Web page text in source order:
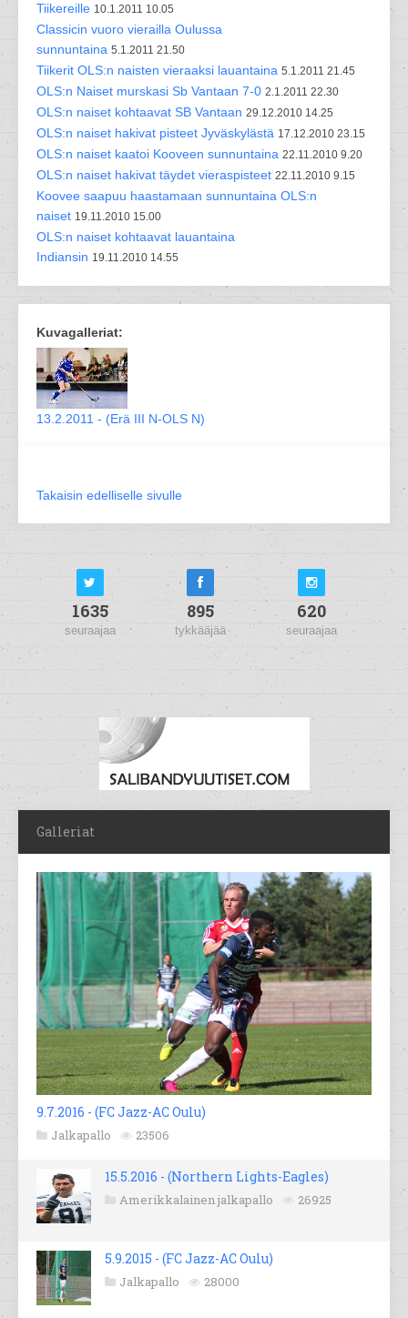
Tiikereille 10.1.2011 10.05
Classicin vuoro vierailla Oulussa
sunnuntaina 5.1.2011 21.50
Tiikerit OLS:n naisten vieraaksi lauantaina 5.1.2011 21.45
OLS:n Naiset murskasi Sb Vantaan 7-0 2.1.2011 22.30
OLS:n naiset kohtaavat SB Vantaan 29.12.2010 14.25
OLS:n naiset hakivat pisteet Jyväskylästä 17.12.2010 23.15
OLS:n naiset kaatoi Kooveen sunnuntaina 22.11.2010 9.20
OLS:n naiset hakivat täydet vieraspisteet 22.11.2010 9.15
Koovee saapuu haastamaan sunnuntaina OLS:n
naiset 19.11.2010 15.00
OLS:n naiset kohtaavat lauantaina
Indiansin 19.11.2010 14.55
Kuvagalleriat:
13.2.2011 - (Erä III N-OLS N)
Takaisin edelliselle sivulle
1635
seuraajaa
895
tykkääjää
620
seuraajaa
Galleriat
9.7.2016 - (FC Jazz-AC Oulu)
Jalkapallo 23506
15.5.2016 - (Northern Lights-Eagles)
Amerikkalainen jalkapallo 26925
5.9.2015 - (FC Jazz-AC Oulu)
Jalkapallo 28000